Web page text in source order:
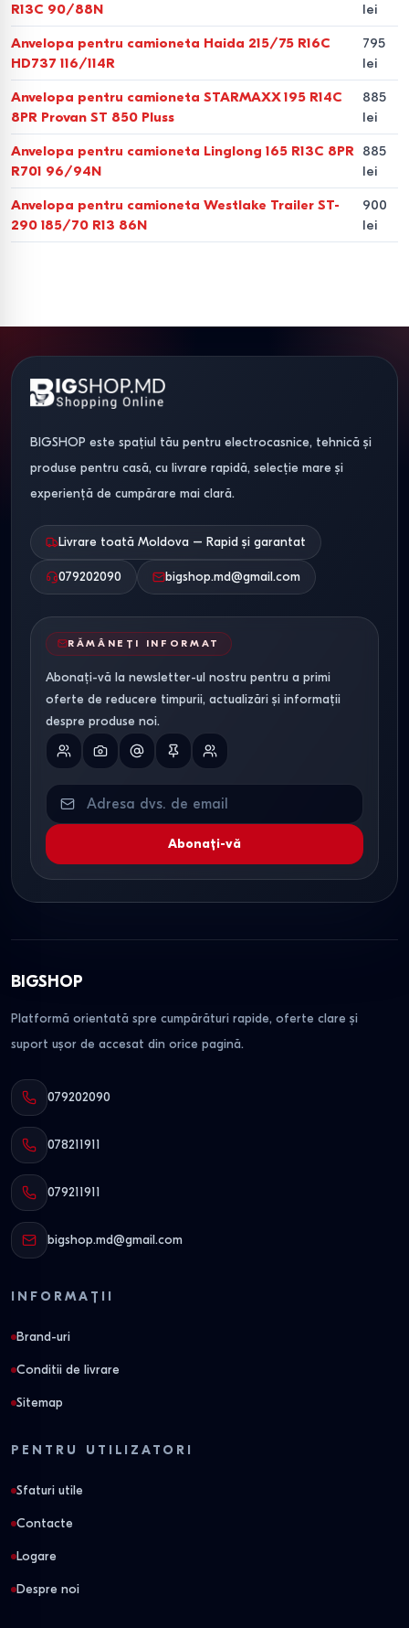
R13C 90/88N
lei
Anvelopa pentru camioneta Haida 215/75 R16C
HD737 116/114R
795
lei
Anvelopa pentru camioneta STARMAXX 195 R14C
8PR Provan ST 850 Pluss
885
lei
Anvelopa pentru camioneta Linglong 165 R13C 8PR
R701 96/94N
885
lei
Anvelopa pentru camioneta Westlake Trailer ST-
290 185/70 R13 86N
900
lei
BIGSHOP este spațiul tău pentru electrocasnice, tehnică și
produse pentru casă, cu livrare rapidă, selecție mare și
experiență de cumpărare mai clară.
Livrare toată Moldova – Rapid și garantat
079202090 bigshop.md@gmail.com
RĂMÂNEȚI INFORMAT
Abonați-vă la newsletter-ul nostru pentru a primi
oferte de reducere timpurii, actualizări și informații
despre produse noi.
Abonați-vă
BIGSHOP
Platformă orientată spre cumpărături rapide, oferte clare și
suport ușor de accesat din orice pagină.
079202090
078211911
079211911
bigshop.md@gmail.com
INFORMAȚII
Brand-uri
Conditii de livrare
Sitemap
PENTRU UTILIZATORI
Sfaturi utile
Contacte
Logare
Despre noi